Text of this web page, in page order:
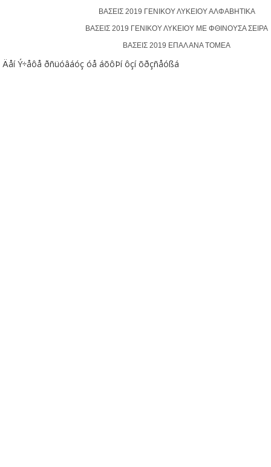
ΒΑΣΕΙΣ 2019 ΓΕΝΙΚΟΥ ΛΥΚΕΙΟΥ ΑΛΦΑΒΗΤΙΚΑ
ΒΑΣΕΙΣ 2019 ΓΕΝΙΚΟΥ ΛΥΚΕΙΟΥ ΜΕ ΦΘΙΝΟΥΣΑ ΣΕΙΡΑ
ΒΑΣΕΙΣ 2019 ΕΠΑΛ ΑΝΑ ΤΟΜΕΑ